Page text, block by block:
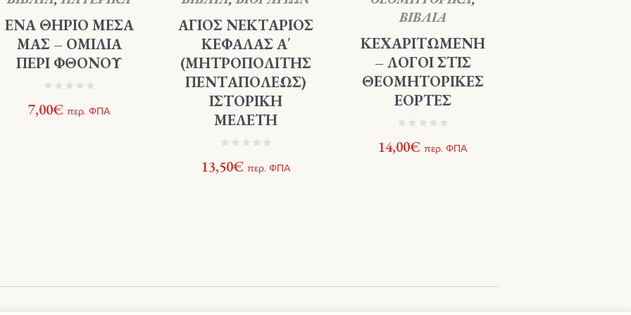
ΕΝΑ ΘΗΡΙΟ ΜΕΣΑ
ΜΑΣ – ΟΜΙΛΙΑ
ΠΕΡΙ ΦΘΟΝΟΥ
7,00€ περ. ΦΠΑ
ΑΓΙΟΣ ΝΕΚΤΑΡΙΟΣ
ΚΕΦΑΛΑΣ Α΄
(ΜΗΤΡΟΠΟΛΙΤΗΣ
ΠΕΝΤΑΠΟΛΕΩΣ)
ΙΣΤΟΡΙΚΗ
ΜΕΛΕΤΗ
13,50€ περ. ΦΠΑ
ΒΙΒΛΙΑ
ΚΕΧΑΡΙΤΩΜΕΝΗ
– ΛΟΓΟΙ ΣΤΙΣ
ΘΕΟΜΗΤΟΡΙΚΕΣ
ΕΟΡΤΕΣ
14,00€ περ. ΦΠΑ